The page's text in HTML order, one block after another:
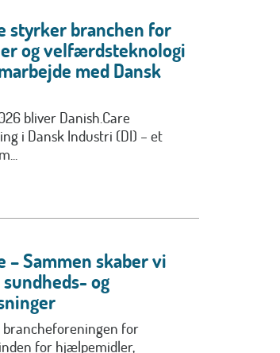
styrker branchen for
og velfærdsteknologi
med Dansk
bliver Danish.Care
i Dansk Industri (DI) – et
– Sammen skaber vi
og
brancheforeningen for
for hjælpemidler,